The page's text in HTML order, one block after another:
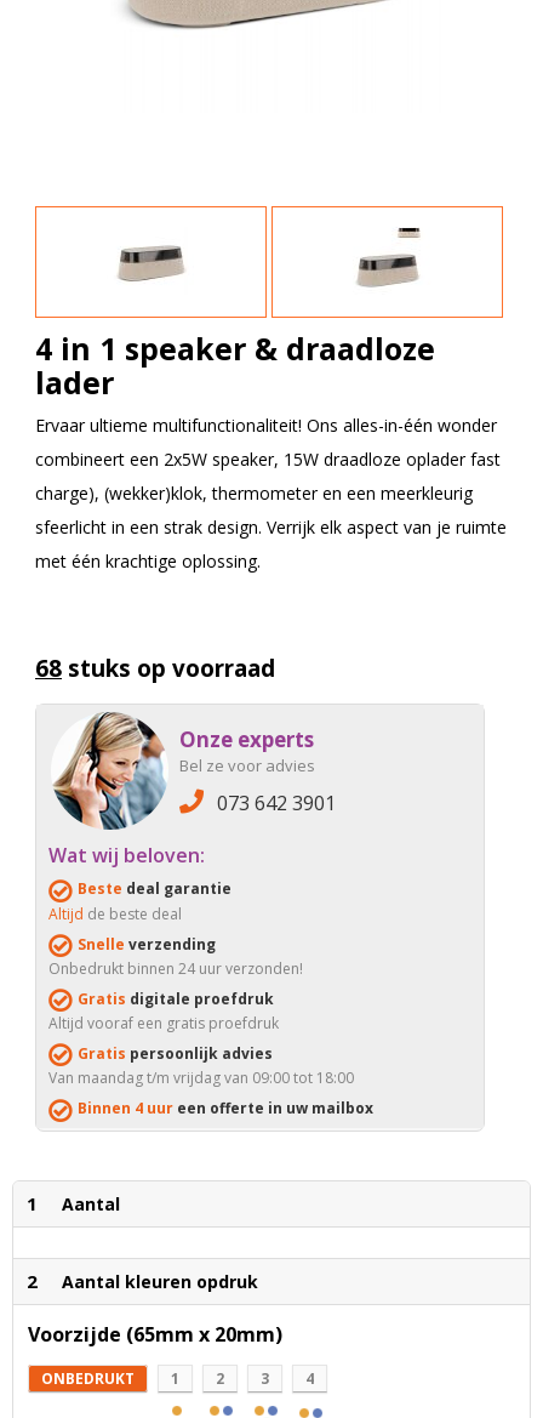
4 in 1 speaker & draadloze
lader
Ervaar ultieme multifunctionaliteit! Ons alles-in-één wonder
combineert een 2x5W speaker, 15W draadloze oplader fast
charge), (wekker)klok, thermometer en een meerkleurig
sfeerlicht in een strak design. Verrijk elk aspect van je ruimte
met één krachtige oplossing.
68 stuks op voorraad
Onze experts
Bel ze voor advies
073 642 3901
Wat wij beloven:
Beste deal garantie
Altijd de beste deal
Snelle verzending
Onbedrukt binnen 24 uur verzonden!
Gratis digitale proefdruk
Altijd vooraf een gratis proefdruk
Gratis persoonlijk advies
Van maandag t/m vrijdag van 09:00 tot 18:00
Binnen 4 uur een offerte in uw mailbox
1 Aantal
2 Aantal kleuren opdruk
Voorzijde (65mm x 20mm)
ONBEDRUKT 1 2 3 4